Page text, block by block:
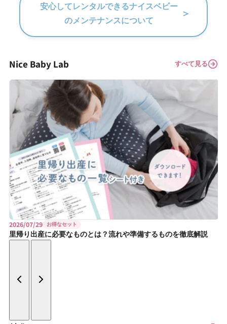
安心してレンタルできるナイスベビー
のメンテナンスについて
＞
Nice Baby Lab すべて見る
2026/07/29 お得なセット
里帰り出産に必要なものとは？流れや準備するものを徹底解説